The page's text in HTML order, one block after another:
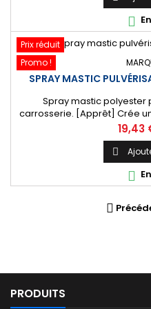

Prix réduit
Promo !
SPRAY MASTIC
Spray mastic polyester
carrosserie. [Apprêt] Crée
à être peinte. Livré
Prix
19,43



PRODUITS